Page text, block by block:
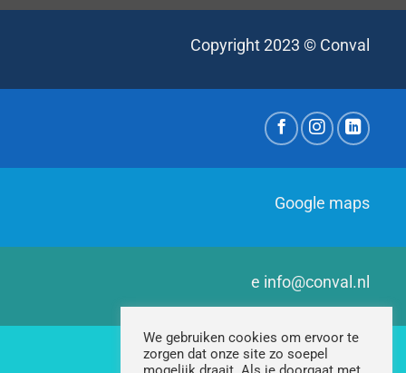
Copyright 2023 © Conval
Google maps
e info@conval.nl
t+31 (0)411 674 725
We gebruiken cookies om ervoor te
zorgen dat onze site zo soepel